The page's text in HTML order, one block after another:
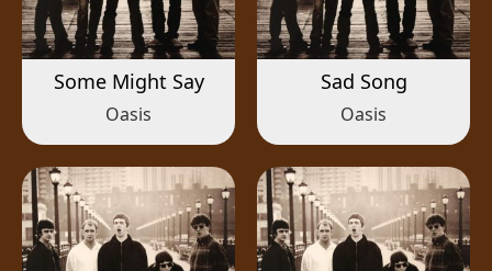
Some Might Say
Oasis
Sad Song
Oasis